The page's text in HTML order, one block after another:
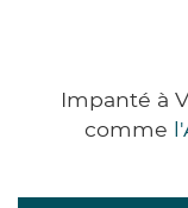
Impanté à
comme